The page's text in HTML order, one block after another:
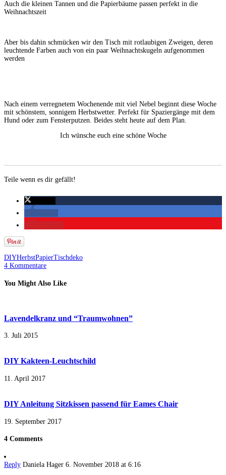
Auch die kleinen Tannen und die Papierbäume passen perfekt in die
Weihnachtszeit
Aber bis dahin schmücken wir den Tisch mit rotlaubigen Zweigen, deren
leuchtende Farben auch von ein paar Weihnachtskugeln aufgenommen
werden
Nach einem verregnetem Wochenende mit viel Nebel beginnt diese Woche
mit schönstem, sonnigem Herbstwetter. Perfekt für Spaziergänge mit dem
Hund oder zum Fensterputzen. Beides steht heute auf dem Plan.
Ich wünsche euch eine schöne Woche
Teile wenn es dir gefällt!
DIYHerbstPapierTischdeko
4 Kommentare
You Might Also Like
Lavendelkranz und “Traumwohnen”
3. Juli 2015
DIY Kakteen-Leuchtschild
11. April 2017
DIY Anleitung Sitzkissen passend für Eames Chair
19. September 2017
4 Comments
Reply Daniela Hager 6. November 2018 at 6:16